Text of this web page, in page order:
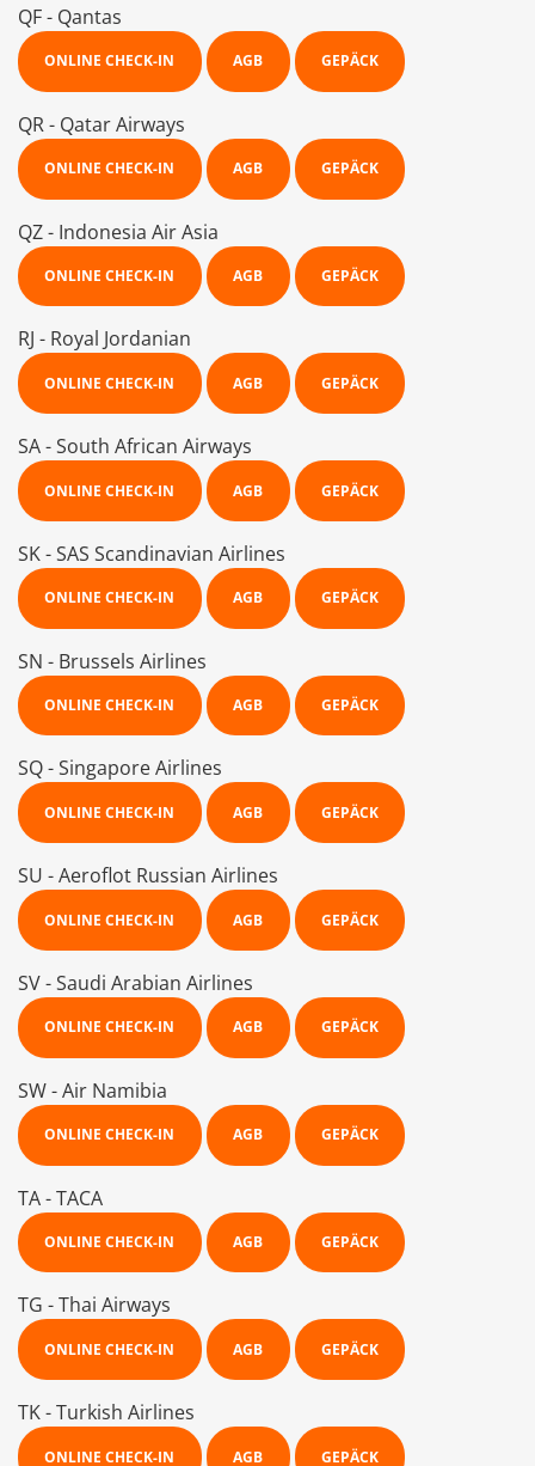
QF - Qantas
ONLINE CHECK-IN AGB GEPÄCK
QR - Qatar Airways
ONLINE CHECK-IN AGB GEPÄCK
QZ - Indonesia Air Asia
ONLINE CHECK-IN AGB GEPÄCK
RJ - Royal Jordanian
ONLINE CHECK-IN AGB GEPÄCK
SA - South African Airways
ONLINE CHECK-IN AGB GEPÄCK
SK - SAS Scandinavian Airlines
ONLINE CHECK-IN AGB GEPÄCK
SN - Brussels Airlines
ONLINE CHECK-IN AGB GEPÄCK
SQ - Singapore Airlines
ONLINE CHECK-IN AGB GEPÄCK
SU - Aeroflot Russian Airlines
ONLINE CHECK-IN AGB GEPÄCK
SV - Saudi Arabian Airlines
ONLINE CHECK-IN AGB GEPÄCK
SW - Air Namibia
ONLINE CHECK-IN AGB GEPÄCK
TA - TACA
ONLINE CHECK-IN AGB GEPÄCK
TG - Thai Airways
ONLINE CHECK-IN AGB GEPÄCK
TK - Turkish Airlines
ONLINE CHECK-IN AGB GEPÄCK